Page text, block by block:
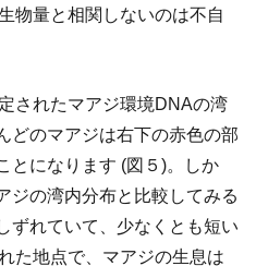
物量と相関しないのは不自
されたマアジ環境DNAの湾
どのマアジは右下の赤色の部
とになります (図５)。しか
ジの湾内分布と比較してみる
ずれていて、少なくとも短い
た地点で、マアジの生息は